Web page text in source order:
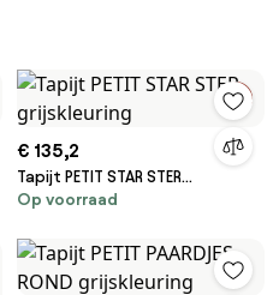
€ 135,2
Tapijt PETIT STAR STER
grijskleuring
Op voorraad